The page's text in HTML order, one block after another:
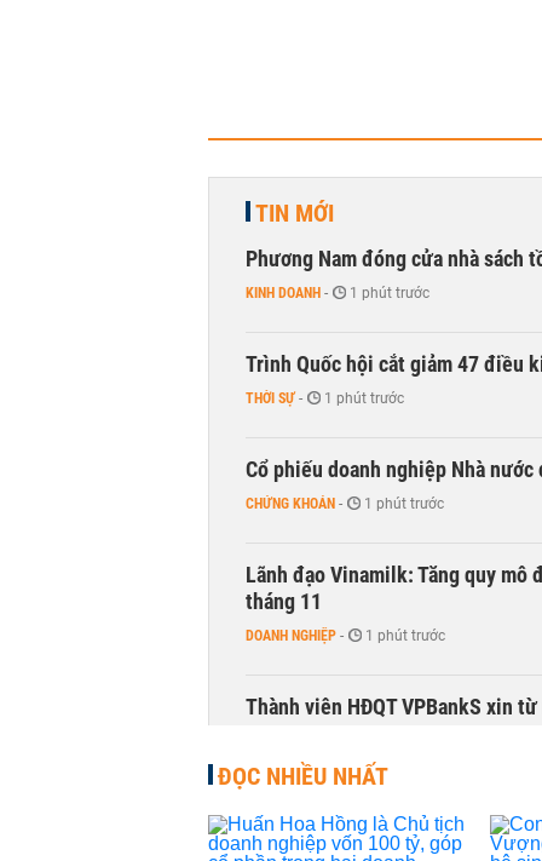
TIN MỚI
Phương Nam đóng cửa nhà sách
KINH DOANH - 1 phút trước
Trình Quốc hội cắt giảm 47 điều
THỜI SỰ - 1 phút trước
Cổ phiếu doanh nghiệp Nhà
CHỨNG KHOÁN - 1 phút trước
Lãnh đạo Vinamilk: Tăng quy mô
tháng 11
DOANH NGHIỆP - 1 phút trước
Thành viên HĐQT VPBankS xin
ĐỌC NHIỀU NHẤT